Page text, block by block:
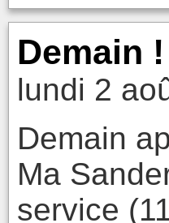
Demain
lundi 2
Demain
Ma
service